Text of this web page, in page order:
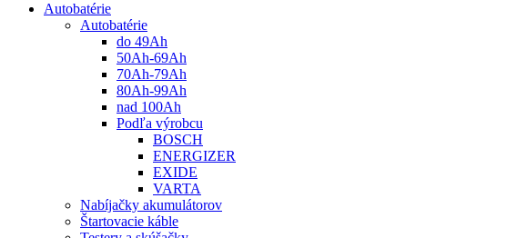
Autobatérie
Autobatérie
do 49Ah
50Ah-69Ah
70Ah-79Ah
80Ah-99Ah
nad 100Ah
Podľa výrobcu
BOSCH
ENERGIZER
EXIDE
VARTA
Nabíjačky akumulátorov
Štartovacie káble